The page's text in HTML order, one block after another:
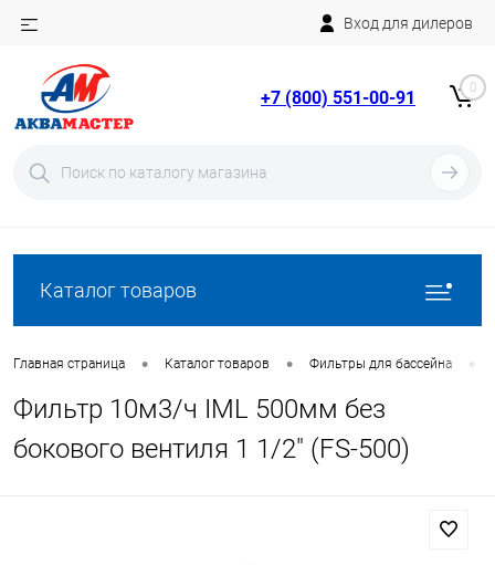
Вход для дилеров
+7 (800) 551-00-91 0
Каталог товаров
Главная страница • Каталог товаров • Фильтры для бассейна •
Фильтр 10м3/ч IML 500мм без
бокового вентиля 1 1/2" (FS-500)